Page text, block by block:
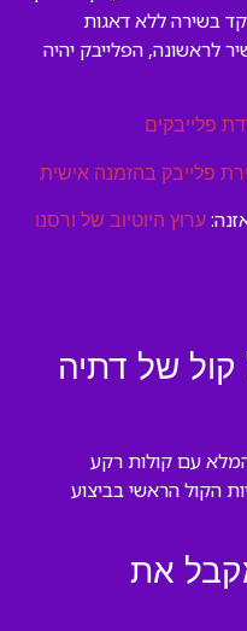
בשירה ללא דאגות
לראשונה, הפלייבק יהיה
פלייבקים
פלייבק בהזמנה אישית
ערוץ היוטיוב של ורסנו
קול של דתיה
המלא עם קולות רקע
הקול הראשי בביצוע
את